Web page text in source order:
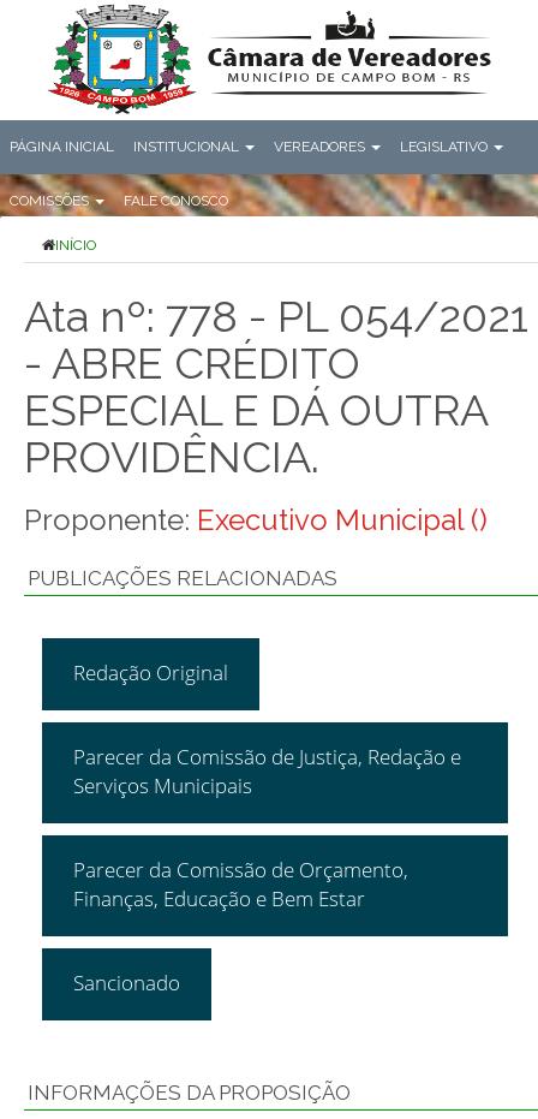
PÁGINA INICIAL INSTITUCIONAL VEREADORES LEGISLATIVO
COMISSÕES FALE CONOSCO
INÍCIO
Ata nº: 778 - PL 054/2021
- ABRE CRÉDITO
ESPECIAL E DÁ OUTRA
PROVIDÊNCIA.
Proponente: Executivo Municipal ()
PUBLICAÇÕES RELACIONADAS
Redação Original
Parecer da Comissão de Justiça, Redação e
Serviços Municipais
Parecer da Comissão de Orçamento,
Finanças, Educação e Bem Estar
Sancionado
INFORMAÇÕES DA PROPOSIÇÃO